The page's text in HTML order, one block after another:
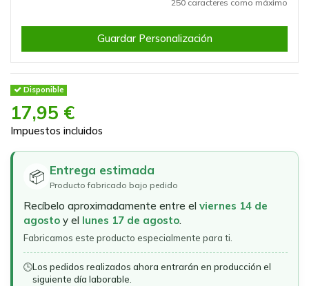
250 caracteres como máximo
Guardar Personalización
Disponible
17,95 €
Impuestos incluidos
📦 Entrega estimada
Producto fabricado bajo pedido
Recíbelo aproximadamente entre el viernes 14 de
agosto y el lunes 17 de agosto.
Fabricamos este producto especialmente para ti.
🕒Los pedidos realizados ahora entrarán en producción el
siguiente día laborable.